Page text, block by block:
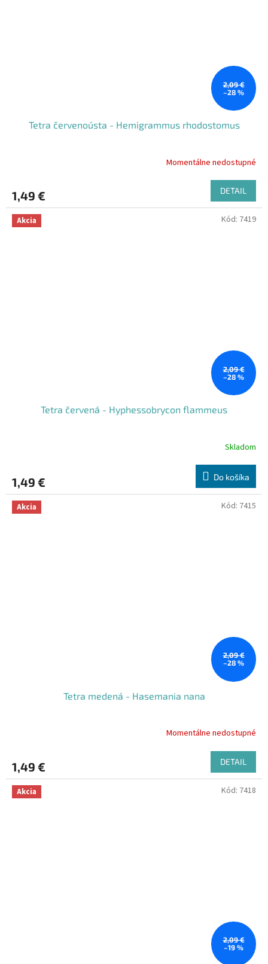
2,09 €
–28 %
Tetra červenoústa - Hemigrammus rhodostomus
Momentálne nedostupné
1,49 € DETAIL
Akcia
2,09 €
–28 %
Tetra červená - Hyphessobrycon flammeus
Skladom
1,49 € Do košíka
Kód: 7419
Akcia
2,09 €
–28 %
Tetra medená - Hasemania nana
Momentálne nedostupné
1,49 € DETAIL
Kód: 7415
Akcia
2,09 €
–19 %
Kód: 7418